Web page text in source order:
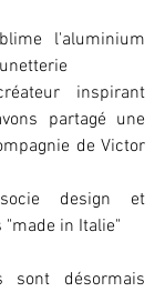
l'aluminium
inspirant
partagé une
de Victor
design et
in Italie"
sont désormais